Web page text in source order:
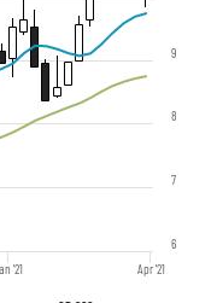
'21 Apr '21
6
7
8
9